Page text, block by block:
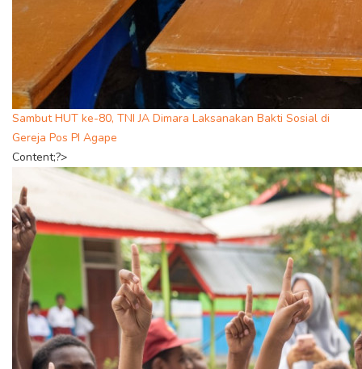
Sambut HUT ke-80, TNI JA Dimara Laksanakan Bakti Sosial di
Gereja Pos PI Agape
Content;?>